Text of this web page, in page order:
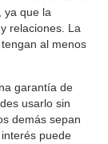
ya que la
relaciones. La
al menos
garantía de
usarlo sin
demás sepan
puede